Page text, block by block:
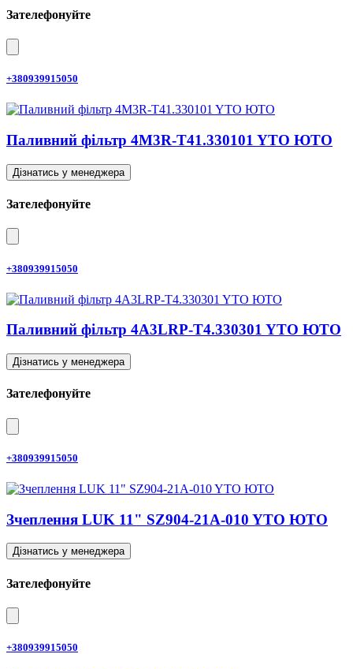
Зателефонуйте
+380939915050
Паливний фільтр 4M3R-T41.330101 YTO ЮТО
Дізнатись у менеджера
Зателефонуйте
+380939915050
Паливний фільтр 4A3LRP-T4.330301 YTO ЮТО
Дізнатись у менеджера
Зателефонуйте
+380939915050
Зчеплення LUK 11" SZ904-21A-010 YTO ЮТО
Дізнатись у менеджера
Зателефонуйте
+380939915050